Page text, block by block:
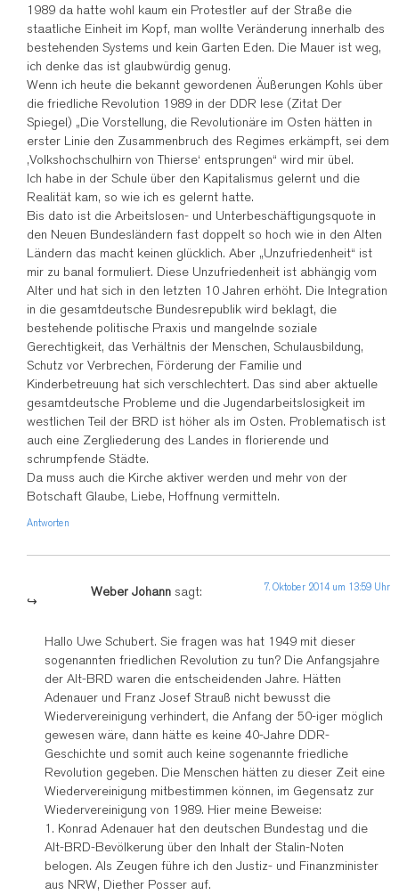
1989 da hatte wohl kaum ein Protestler auf der Straße die
staatliche Einheit im Kopf, man wollte Veränderung innerhalb des
bestehenden Systems und kein Garten Eden. Die Mauer ist weg,
ich denke das ist glaubwürdig genug.
Wenn ich heute die bekannt gewordenen Äußerungen Kohls über
die friedliche Revolution 1989 in der DDR lese (Zitat Der
Spiegel) „Die Vorstellung, die Revolutionäre im Osten hätten in
erster Linie den Zusammenbruch des Regimes erkämpft, sei dem
‚Volkshochschulhirn von Thierse‘ entsprungen“ wird mir übel.
Ich habe in der Schule über den Kapitalismus gelernt und die
Realität kam, so wie ich es gelernt hatte.
Bis dato ist die Arbeitslosen- und Unterbeschäftigungsquote in
den Neuen Bundesländern fast doppelt so hoch wie in den Alten
Ländern das macht keinen glücklich. Aber „Unzufriedenheit“ ist
mir zu banal formuliert. Diese Unzufriedenheit ist abhängig vom
Alter und hat sich in den letzten 10 Jahren erhöht. Die Integration
in die gesamtdeutsche Bundesrepublik wird beklagt, die
bestehende politische Praxis und mangelnde soziale
Gerechtigkeit, das Verhältnis der Menschen, Schulausbildung,
Schutz vor Verbrechen, Förderung der Familie und
Kinderbetreuung hat sich verschlechtert. Das sind aber aktuelle
gesamtdeutsche Probleme und die Jugendarbeitslosigkeit im
westlichen Teil der BRD ist höher als im Osten. Problematisch ist
auch eine Zergliederung des Landes in florierende und
schrumpfende Städte.
Da muss auch die Kirche aktiver werden und mehr von der
Botschaft Glaube, Liebe, Hoffnung vermitteln.
Antworten
Weber Johann sagt: 7. Oktober 2014 um 13:59 Uhr
Hallo Uwe Schubert. Sie fragen was hat 1949 mit dieser
sogenannten friedlichen Revolution zu tun? Die Anfangsjahre
der Alt-BRD waren die entscheidenden Jahre. Hätten
Adenauer und Franz Josef Strauß nicht bewusst die
Wiedervereinigung verhindert, die Anfang der 50-iger möglich
gewesen wäre, dann hätte es keine 40-Jahre DDR-
Geschichte und somit auch keine sogenannte friedliche
Revolution gegeben. Die Menschen hätten zu dieser Zeit eine
Wiedervereinigung mitbestimmen können, im Gegensatz zur
Wiedervereinigung von 1989. Hier meine Beweise:
1. Konrad Adenauer hat den deutschen Bundestag und die
Alt-BRD-Bevölkerung über den Inhalt der Stalin-Noten
belogen. Als Zeugen führe ich den Justiz- und Finanzminister
aus NRW, Diether Posser auf.